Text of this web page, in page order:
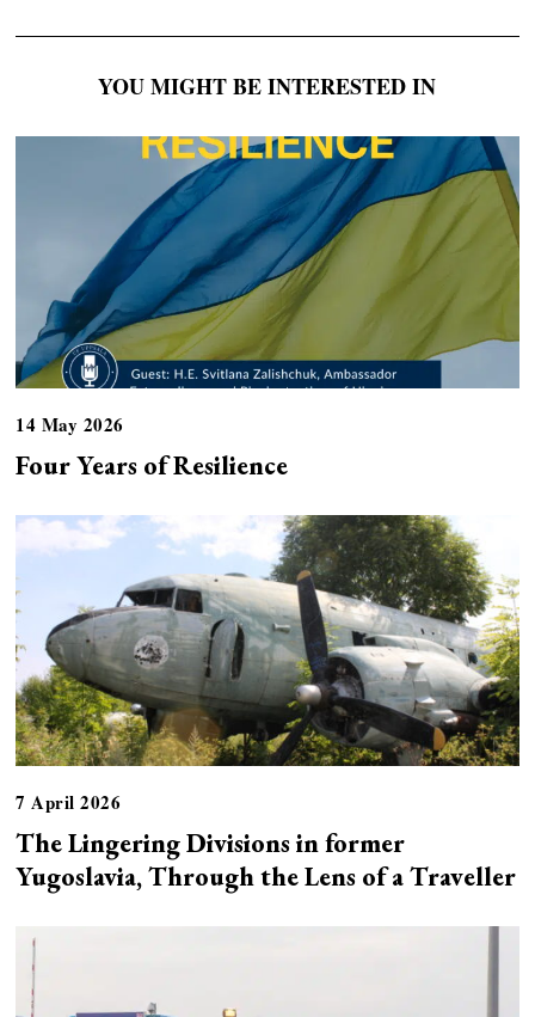
YOU MIGHT BE INTERESTED IN
14 May 2026
Four Years of Resilience
7 April 2026
The Lingering Divisions in former
Yugoslavia, Through the Lens of a Traveller